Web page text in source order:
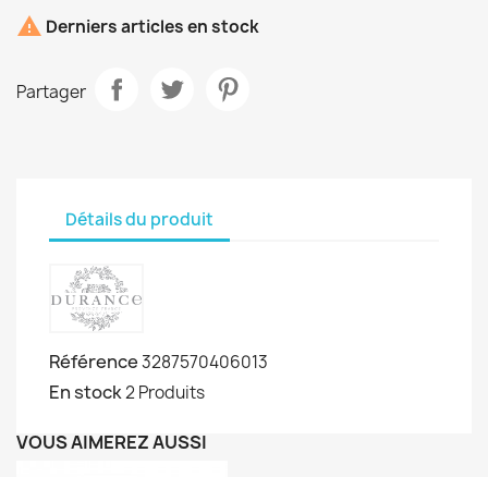
 Derniers articles en stock
Partager
Détails du produit
Référence3287570406013
En stock2 Produits
VOUS AIMEREZ AUSSI